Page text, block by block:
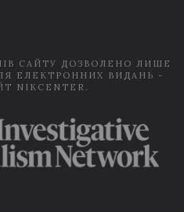
САЙТУ ДОЗВОЛЕНО ЛИШЕ
ЕЛЕКТРОННИХ ВИДАНЬ -
NIKCENTER.